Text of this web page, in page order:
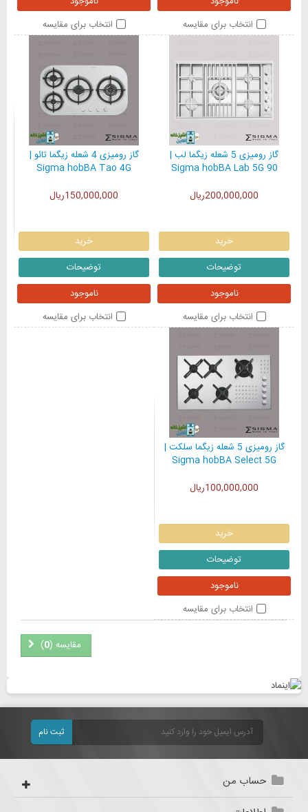
انتخاب برای مقایسه
انتخاب برای مقایسه
گاز رومیزی 5 شعله زیگما لب |
Sigma hobBA Lab 5G 90
200,000,000ریال
خرید
توضیحات
ناموجود
انتخاب برای مقایسه
گاز رومیزی 4 شعله زیگما تائو |
Sigma hobBA Tao 4G
150,000,000ریال
خرید
توضیحات
ناموجود
انتخاب برای مقایسه
گاز رومیزی 5 شعله زیگما سلکت |
Sigma hobBA Select 5G
100,000,000ریال
خرید
توضیحات
ناموجود
انتخاب برای مقایسه
مقایسه (0
)
ثبت نام
حساب من